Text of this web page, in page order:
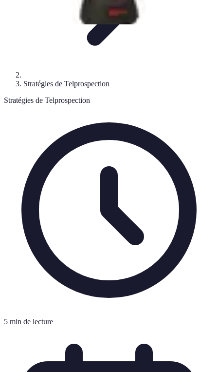
Stratégies de Telprospection
Stratégies de Telprospection
5 min de lecture